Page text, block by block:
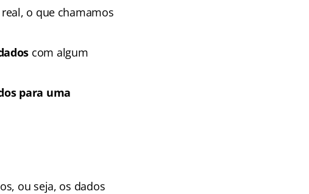
o que chamamos
com algum
para uma
ou seja, os dados